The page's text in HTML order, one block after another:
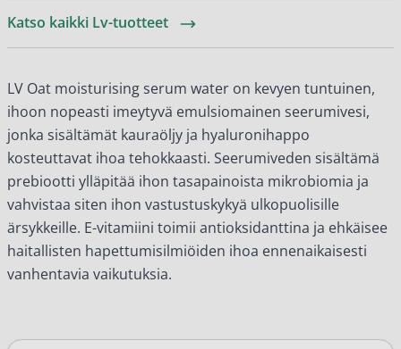
Katso kaikki Lv-tuotteet
LV Oat moisturising serum water on kevyen tuntuinen,
ihoon nopeasti imeytyvä emulsiomainen seerumivesi,
jonka sisältämät kauraöljy ja hyaluronihappo
kosteuttavat ihoa tehokkaasti. Seerumiveden sisältämä
prebiootti ylläpitää ihon tasapainoista mikrobiomia ja
vahvistaa siten ihon vastustuskykyä ulkopuolisille
ärsykkeille. E-vitamiini toimii antioksidanttina ja ehkäisee
haitallisten hapettumisilmiöiden ihoa ennenaikaisesti
vanhentavia vaikutuksia.